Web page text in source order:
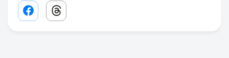
Facebook share link
Threads share link